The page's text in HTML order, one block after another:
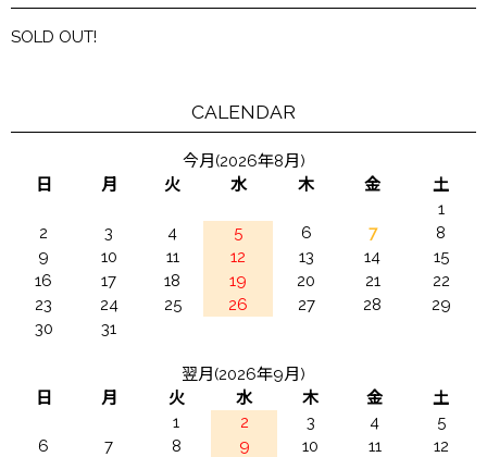
SOLD OUT!
CALENDAR
今月(2026年8月)
日
月 火 水 木 金
土
1
2
3 4 5 6 7
8
9
10 11 12 13 14
15
16
17 18 19 20 21
22
23
24 25 26 27 28
29
30
31
翌月(2026年9月)
日
月 火 水 木 金
土
1
2 3 4
5
6
7 8 9 10 11
12